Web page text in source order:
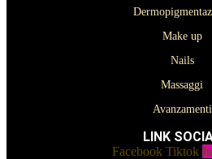
Make up
Nails
Massaggi
Avanzamenti
LINK
Facebook Tiktok